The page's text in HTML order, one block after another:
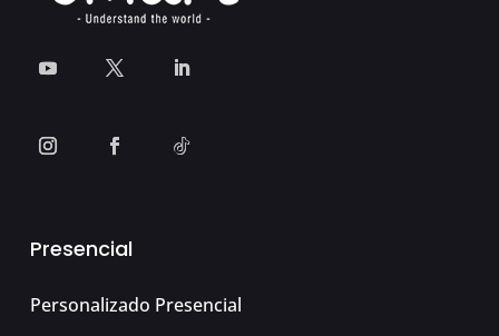
Presencial
Personalizado Presencial